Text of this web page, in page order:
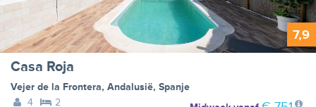
7,9
Casa Roja
Vejer de la Frontera, Andalusië, Spanje
4
2